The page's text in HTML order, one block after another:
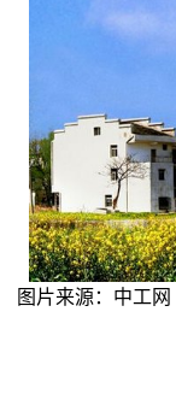
图片来源：中工网